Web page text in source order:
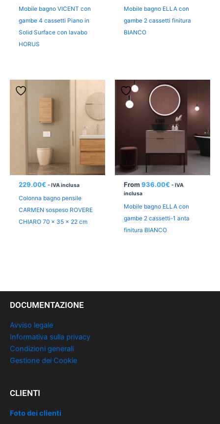
Mobile bagno VICENT con
gambe 4 cassetti Piano in
Solid Surface con lavabo
HORUS
Mobile bagno ELLA con
gambe 2 cassetti finitura
BIANCO
229.00€ - IVA inclusa
Colonna bagno pensile
CARMEN sospeso ROVERE
CHIARO 70 x 35 x 22 cm
From 936.00€ - IVA
inclusa
Mobile bagno ELLA con
gambe 2 cassetti-1 anta
finitura BIANCO
DOCUMENTAZIONE
Avviso legale
Informativa sulla privacy
Condizioni generali
Gestione dei Cookie
CLIENTI
Foto dei clienti